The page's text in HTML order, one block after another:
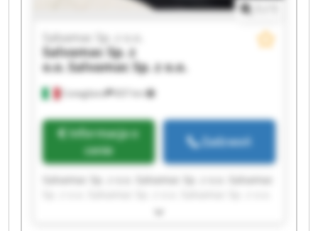
Conegliano 837 km
Salvamac Sp. z o.o.
Salvamac Sp. z
o.o. Salvamac Sp. z o.o.
Informacja o
cenie
Zadzwoń
Salvamac Sp. z o.o. Salvamac Sp. z o.o. Salvamac
Salvamac Sp. z o.o. Salvamac Sp. z o.o. Salvamac